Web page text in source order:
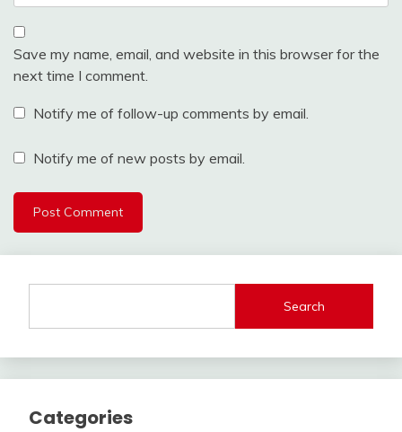
Save my name, email, and website in this browser for the
next time I comment.
Notify me of follow-up comments by email.
Notify me of new posts by email.
Search
Categories